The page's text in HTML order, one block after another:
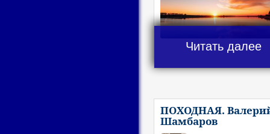
Читать далее
ПОХОДНАЯ.
Шамбаров